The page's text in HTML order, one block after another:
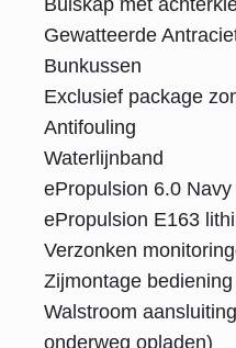
Buiskap met
Gewatteerde
Bunkussen
Exclusief package
Antifouling
Waterlijnband
ePropulsion 6.0 Navy
ePropulsion E163
Verzonken
Zijmontage
Walstroom
onderweg opladen)